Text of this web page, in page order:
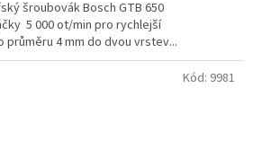
šroubovák Bosch GTB 650
5 000 ot/min pro rychlejší
4 mm do dvou vrstev...
Kód: 9981